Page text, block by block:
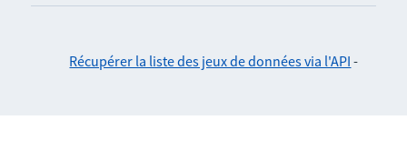
Récupérer la liste des jeux de données via l'API -